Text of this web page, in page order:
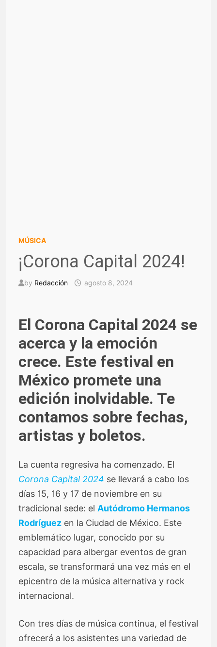
MÚSICA
¡Corona Capital 2024!
by Redacción agosto 8, 2024
El Corona Capital 2024 se
acerca y la emoción
crece. Este festival en
México promete una
edición inolvidable. Te
contamos sobre fechas,
artistas y boletos.
La cuenta regresiva ha comenzado. El
Corona Capital 2024 se llevará a cabo los
días 15, 16 y 17 de noviembre en su
tradicional sede: el Autódromo Hermanos
Rodríguez en la Ciudad de México. Este
emblemático lugar, conocido por su
capacidad para albergar eventos de gran
escala, se transformará una vez más en el
epicentro de la música alternativa y rock
internacional.
Con tres días de música continua, el festival
ofrecerá a los asistentes una variedad de